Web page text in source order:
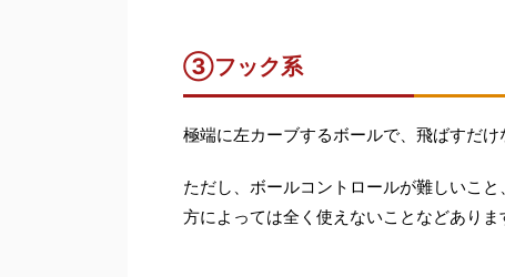
③フック系
極端に左カーブするボールで、飛ばすだけ
ただし、ボールコントロールが難しいこ
方によっては全く使えないことなどありま